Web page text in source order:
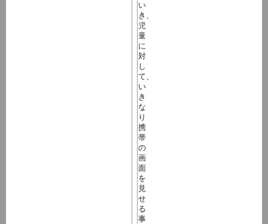
い
き、
児
童
に
対
し
て、
い
き
な
り
携
帯
の
画
面
を
見
せ
る
事